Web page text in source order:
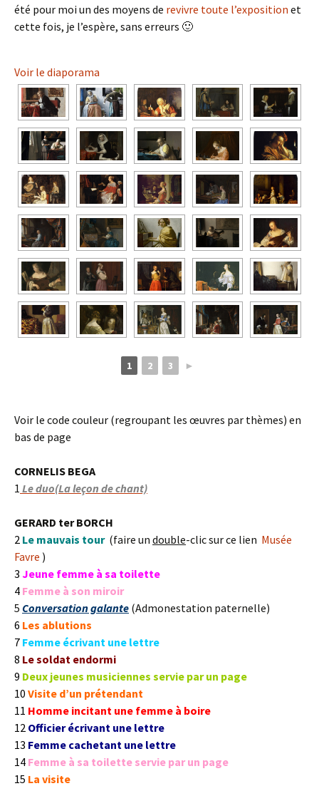
été pour moi un des moyens de revivre toute l’exposition et
cette fois, je l’espère, sans erreurs 🙂
Voir le diaporama
1 2 3 ►
Voir le code couleur (regroupant les œuvres par thèmes) en
bas de page
CORNELIS BEGA
1 Le duo(La leçon de chant)
GERARD ter BORCH
2 Le mauvais tour(faire un double-clic sur ce lien Musée
Favre )
3 Jeune femme à sa toilette
4 Femme à son miroir
5 Conversation galante (Admonestation paternelle)
6 Les ablutions
7 Femme écrivant une lettre
8 Le soldat endormi
9 Deux jeunes musiciennes servie par un page
10 Visite d’un prétendant
11 Homme incitant une femme à boire
12 Officier écrivant une lettre
13 Femme cachetant une lettre
14 Femme à sa toilette servie par un page
15 La visite